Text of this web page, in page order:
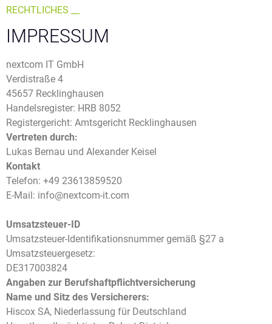
RECHTLICHES __
IMPRESSUM
nextcom IT GmbH
Verdistraße 4
45657 Recklinghausen
Handelsregister: HRB 8052
Registergericht: Amtsgericht Recklinghausen
Vertreten durch:
Lukas Bernau und Alexander Keisel
Kontakt
Telefon: +49 23613859520
E-Mail: info@nextcom-it.com
Umsatzsteuer-ID
Umsatzsteuer-Identifikationsnummer gemäß §27 a
Umsatzsteuergesetz:
DE317003824
Angaben zur Berufshaftpflichtversicherung
Name und Sitz des Versicherers:
Hiscox SA, Niederlassung für Deutschland